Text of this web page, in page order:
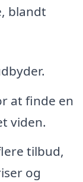
blandt
at finde en
viden.
tilbud,
og